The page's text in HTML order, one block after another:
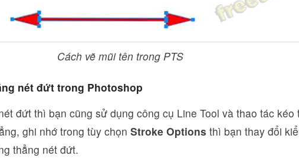
Cách vẽ mũi tên trong PTS
nét đứt trong Photoshop
đứt thì bạn cũng sử dụng công cụ Line Tool và thao tác kéo
ghi nhớ trong tùy chọn Stroke Options thì bạn thay đổi
thẳng nét đứt.